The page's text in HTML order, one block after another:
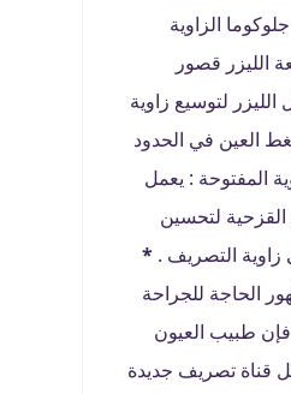
الزاوية
الليزر قصور
لتوسيع زاوية
العين في الحدود
المفتوحة : يعمل
لتحسين
زاوية التصريف . *
الحاجة للجراحة
طبيب العيون
قناة تصريف جديدة